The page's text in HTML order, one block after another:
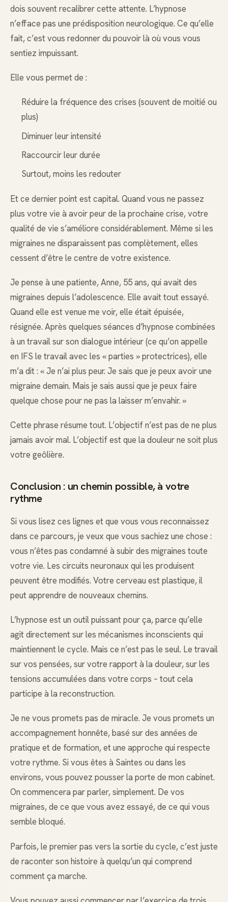
dois souvent recalibrer cette attente. L’hypnose
n’efface pas une prédisposition neurologique. Ce qu’elle
fait, c’est vous redonner du pouvoir là où vous vous
sentiez impuissant.
Elle vous permet de :
Réduire la fréquence des crises (souvent de moitié ou
plus)
Diminuer leur intensité
Raccourcir leur durée
Surtout, moins les redouter
Et ce dernier point est capital. Quand vous ne passez
plus votre vie à avoir peur de la prochaine crise, votre
qualité de vie s’améliore considérablement. Même si les
migraines ne disparaissent pas complètement, elles
cessent d’être le centre de votre existence.
Je pense à une patiente, Anne, 55 ans, qui avait des
migraines depuis l’adolescence. Elle avait tout essayé.
Quand elle est venue me voir, elle était épuisée,
résignée. Après quelques séances d’hypnose combinées
à un travail sur son dialogue intérieur (ce qu’on appelle
en IFS le travail avec les « parties » protectrices), elle
m’a dit : « Je n’ai plus peur. Je sais que je peux avoir une
migraine demain. Mais je sais aussi que je peux faire
quelque chose pour ne pas la laisser m’envahir. »
Cette phrase résume tout. L’objectif n’est pas de ne plus
jamais avoir mal. L’objectif est que la douleur ne soit plus
votre geôlière.
Conclusion : un chemin possible, à votre
rythme
Si vous lisez ces lignes et que vous vous reconnaissez
dans ce parcours, je veux que vous sachiez une chose :
vous n’êtes pas condamné à subir des migraines toute
votre vie. Les circuits neuronaux qui les produisent
peuvent être modifiés. Votre cerveau est plastique, il
peut apprendre de nouveaux chemins.
L’hypnose est un outil puissant pour ça, parce qu’elle
agit directement sur les mécanismes inconscients qui
maintiennent le cycle. Mais ce n’est pas le seul. Le travail
sur vos pensées, sur votre rapport à la douleur, sur les
tensions accumulées dans votre corps – tout cela
participe à la reconstruction.
Je ne vous promets pas de miracle. Je vous promets un
accompagnement honnête, basé sur des années de
pratique et de formation, et une approche qui respecte
votre rythme. Si vous êtes à Saintes ou dans les
environs, vous pouvez pousser la porte de mon cabinet.
On commencera par parler, simplement. De vos
migraines, de ce que vous avez essayé, de ce qui vous
semble bloqué.
Parfois, le premier pas vers la sortie du cycle, c’est juste
de raconter son histoire à quelqu’un qui comprend
comment ça marche.